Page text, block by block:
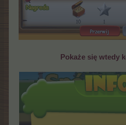
Pokaże się wtedy